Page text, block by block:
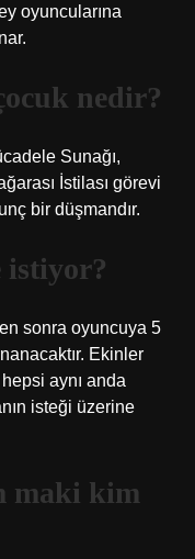
oyuncularına
nedir?
Sunağı,
İstilası görevi
bir düşmandır.
istiyor?
sonra oyuncuya 5
Ekinler
aynı anda
isteği üzerine
maki kim